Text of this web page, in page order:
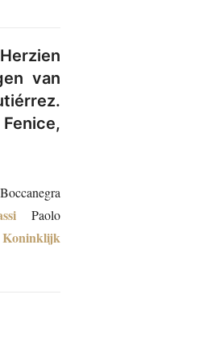
van
Paolo
Koninklijk